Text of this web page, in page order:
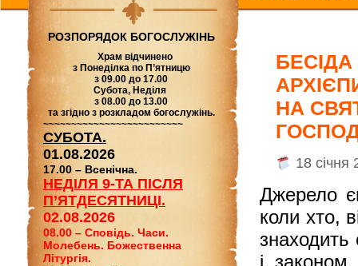
РОЗПОРЯДОК БОГОСЛУЖІНЬ
Храм відчинено
з Понеділка по П’ятницю
з 09.00 до 17.00
Субота, Неділя
з 08.00 до 13.00
та згідно з розкладом богослужінь.
~~~~~~~~~~~~~~~~~~~~~~~~~
СУБОТА.
01.08.2026
17.00 – Всенічна.
НЕДІЛЯ 9-ТА ПІСЛЯ
П’ЯТДЕСЯТНИЦІ.
02.08.2026
08.00 – Сповідь. Часи.
Молебень. Божественна
Літургія.
НА
18 січня
Джерело
коли хто,
знаходить
і законом